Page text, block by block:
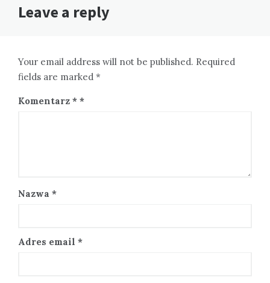
Leave a reply
Your email address will not be published. Required
fields are marked *
Komentarz *
Nazwa *
Adres email *